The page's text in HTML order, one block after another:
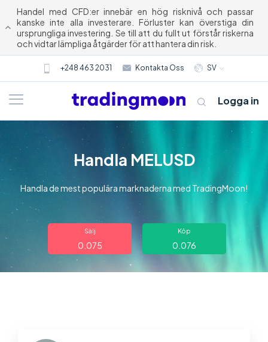
Handel med CFD:er innebär en hög risknivå och passar
kanske inte alla investerare. Förluster kan överstiga din
ursprungliga investering. Se till att du fullt ut förstår riskerna
och vidtar lämpliga åtgärder för att hantera din risk.
+248 463 2031 Kontakta Oss SV
Om oss
Logga in
Handla MELUSD
Handla de mest populära marknaderna med TradingMoon!
Sälj
0.075
Köp
0.076